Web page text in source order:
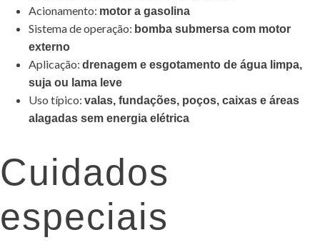
Acionamento: motor a gasolina
Sistema de operação: bomba submersa com motor
externo
Aplicação: drenagem e esgotamento de água limpa,
suja ou lama leve
Uso típico: valas, fundações, poços, caixas e áreas
alagadas sem energia elétrica
Cuidados
especiais